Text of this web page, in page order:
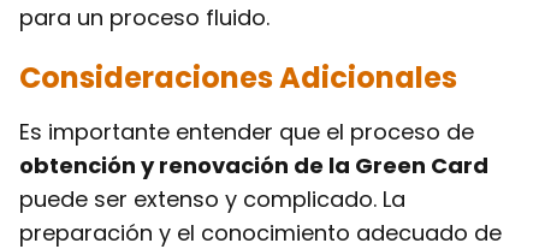
para un proceso fluido.
Consideraciones Adicionales
Es importante entender que el proceso de
obtención y renovación de la Green Card
puede ser extenso y complicado. La
preparación y el conocimiento adecuado de